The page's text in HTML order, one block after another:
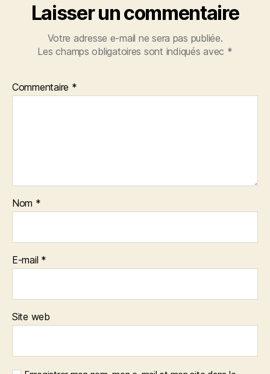
Laisser un commentaire
Votre adresse e-mail ne sera pas publiée.
Les champs obligatoires sont indiqués avec *
Commentaire *
Nom *
E-mail *
Site web